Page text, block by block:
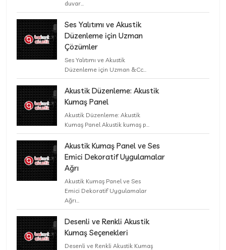
duvar...
Ses Yalıtımı ve Akustik
Düzenleme için Uzman
Çözümler
Ses Yalıtımı ve Akustik
Düzenleme için Uzman &Cc...
Akustik Düzenleme: Akustik
Kumaş Panel
Akustik Düzenleme: Akustik
Kumaş Panel Akustik kumaş p...
Akustik Kumaş Panel ve Ses
Emici Dekoratif Uygulamalar
Ağrı
Akustik Kumaş Panel ve Ses
Emici Dekoratif Uygulamalar
Ağrı...
Desenli ve Renkli Akustik
Kumaş Seçenekleri
Desenli ve Renkli Akustik Kumaş